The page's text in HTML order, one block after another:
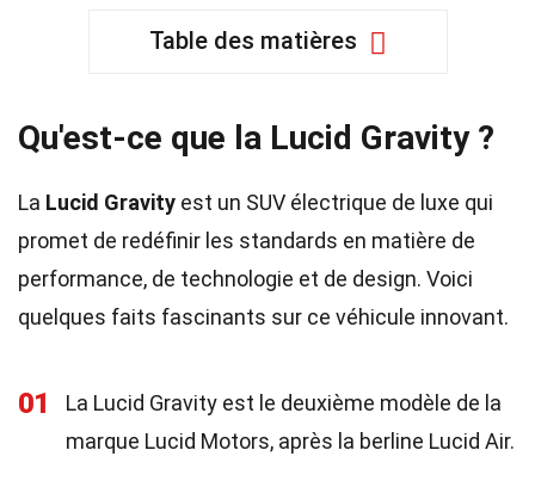
Table des matières
Qu'est-ce que la Lucid Gravity ?
La Lucid Gravity est un SUV électrique de luxe qui
promet de redéfinir les standards en matière de
performance, de technologie et de design. Voici
quelques faits fascinants sur ce véhicule innovant.
01
La Lucid Gravity est le deuxième modèle de la
marque Lucid Motors, après la berline Lucid Air.